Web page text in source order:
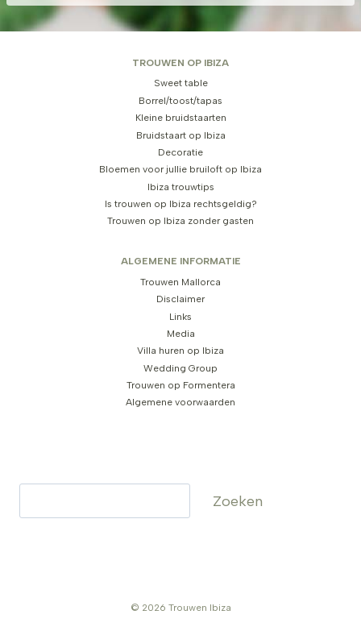
TROUWEN OP IBIZA
Sweet table
Borrel/toost/tapas
Kleine bruidstaarten
Bruidstaart op Ibiza
Decoratie
Bloemen voor jullie bruiloft op Ibiza
Ibiza trouwtips
Is trouwen op Ibiza rechtsgeldig?
Trouwen op Ibiza zonder gasten
ALGEMENE INFORMATIE
Trouwen Mallorca
Disclaimer
Links
Media
Villa huren op Ibiza
Wedding Group
Trouwen op Formentera
Algemene voorwaarden
Zoeken
© 2026 Trouwen Ibiza